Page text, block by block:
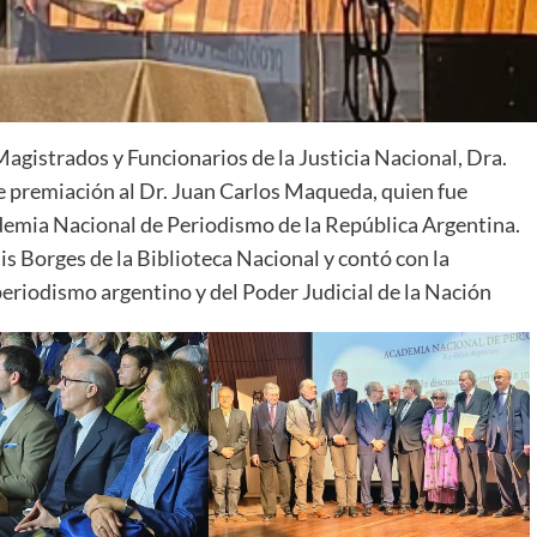
y Funcionarios de la Justicia Nacional, Dra.
al Dr. Juan Carlos Maqueda, quien fue
Nacional de Periodismo de la República Argentina.
Borges de la Biblioteca Nacional y contó con la
argentino y del Poder Judicial de la Nación